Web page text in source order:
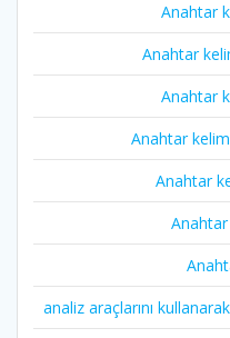
Anahtar
Anahtar
Anahtar
Anahtar
Anahtar
analiz araçlarını